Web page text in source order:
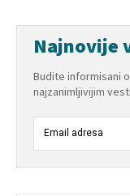
Najnovije
Budite informisani
najzanimljivijim